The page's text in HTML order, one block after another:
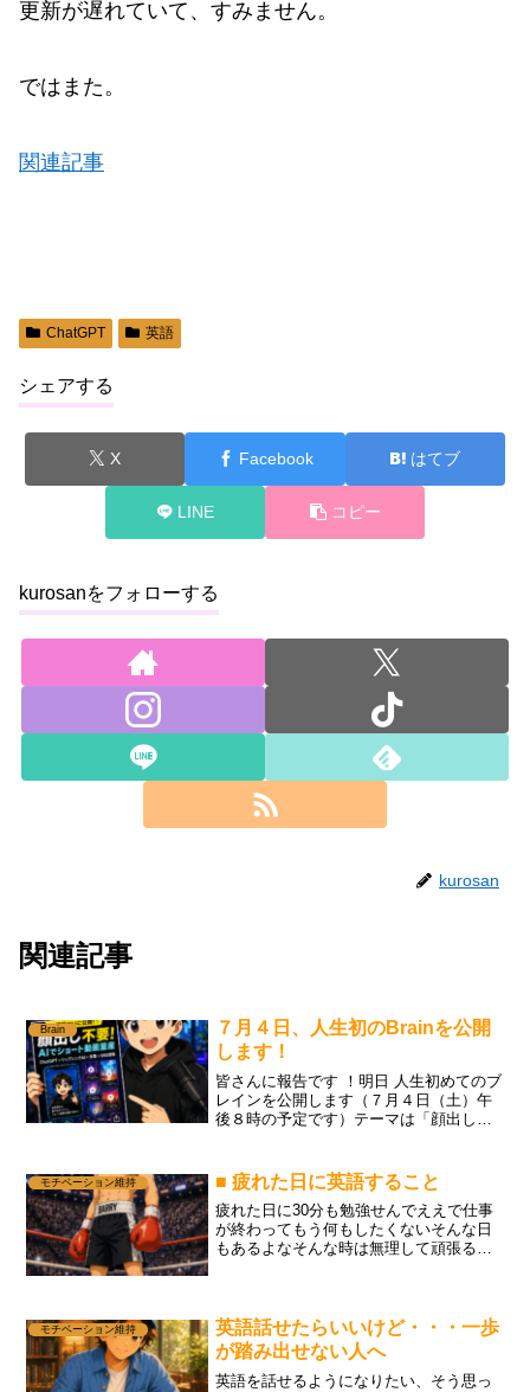
更新が遅れていて、すみません。
ではまた。
関連記事
ChatGPT 英語
シェアする
X Facebook はてブ
LINE コピー
kurosanをフォローする
kurosan
関連記事
Brain
７月４日、人生初のBrainを公開
します！
皆さんに報告です ！明日 人生初めてのブ
レインを公開します（７月４日（土）午
後８時の予定です）テーマは「顔出し不
も実はそのやり方で作っています台本を
チャットGPT...
モチベーション維持 ■ 疲れた日に英語すること
疲れた日に30分も勉強せんでええで仕事
が終わってもう何もしたくないそんな日
もあるよなそんな時は無理して頑張るよ
なんは毎日たくさん...
モチベーション維持
英語話せたらいいけど・・・一歩
が踏み出せない人へ
英語を話せるようになりたい、そう思っ